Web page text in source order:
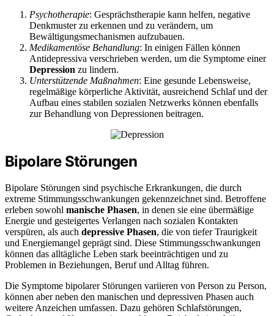
Psychotherapie: Gesprächstherapie kann helfen, negative
Denkmuster zu erkennen und zu verändern, um
Bewältigungsmechanismen aufzubauen.
Medikamentöse Behandlung: In einigen Fällen können
Antidepressiva verschrieben werden, um die Symptome einer
Depression zu lindern.
Unterstützende Maßnahmen: Eine gesunde Lebensweise,
regelmäßige körperliche Aktivität, ausreichend Schlaf und der
Aufbau eines stabilen sozialen Netzwerks können ebenfalls
zur Behandlung von Depressionen beitragen.
Bipolare Störungen
Bipolare Störungen sind psychische Erkrankungen, die durch
extreme Stimmungsschwankungen gekennzeichnet sind. Betroffene
erleben sowohl manische Phasen, in denen sie eine übermäßige
Energie und gesteigertes Verlangen nach sozialen Kontakten
verspüren, als auch depressive Phasen, die von tiefer Traurigkeit
und Energiemangel geprägt sind. Diese Stimmungsschwankungen
können das alltägliche Leben stark beeinträchtigen und zu
Problemen in Beziehungen, Beruf und Alltag führen.
Die Symptome bipolarer Störungen variieren von Person zu Person,
können aber neben den manischen und depressiven Phasen auch
weitere Anzeichen umfassen. Dazu gehören Schlafstörungen,